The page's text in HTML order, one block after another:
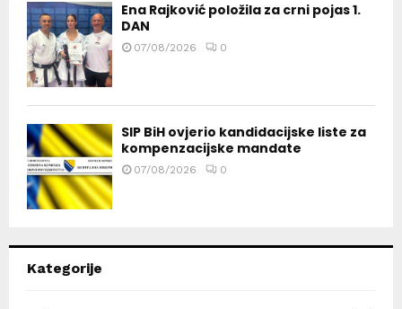
Ena Rajković položila za crni pojas 1.
DAN
07/08/2026 0
SIP BiH ovjerio kandidacijske liste za
kompenzacijske mandate
07/08/2026 0
Kategorije